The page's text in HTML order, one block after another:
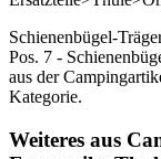
Schienenbügel-
Pos. 7 -
aus der
Kategorie.
Weiteres aus